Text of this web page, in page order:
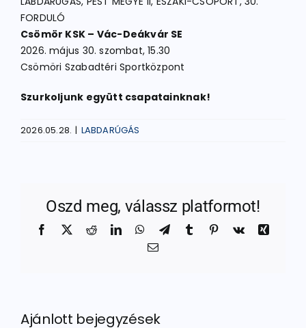
FORDULÓ
Csömör KSK – Vác-Deákvár SE
2026. május 30. szombat, 15.30
Csömöri Szabadtéri Sportközpont
Szurkoljunk együtt csapatainknak!
2026.05.28. | LABDARÚGÁS
Oszd meg, válassz platformot!
Facebook
X RedditLinkedInWhatsApp
TelegramTumblr Pinterest
Vk
Xing
Email:
Ajánlott bejegyzések